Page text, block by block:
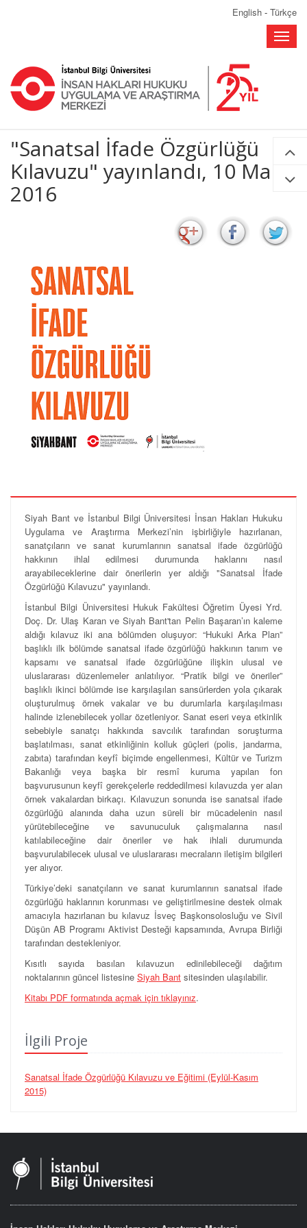
English - Türkçe
Toggle
"Sanatsal İfade Özgürlüğü
Kılavuzu" yayınlandı, 10 Mart
2016
Siyah Bant ve İstanbul Bilgi Üniversitesi İnsan Hakları Hukuku
Uygulama ve Araştırma Merkezi’nin işbirliğiyle hazırlanan,
sanatçıların ve sanat kurumlarının sanatsal ifade özgürlüğü
hakkının ihlal edilmesi durumunda haklarını nasıl
arayabileceklerine dair önerilerin yer aldığı "Sanatsal İfade
Özgürlüğü Kılavuzu" yayınlandı.
İstanbul Bilgi Üniversitesi Hukuk Fakültesi Öğretim Üyesi Yrd.
Doç. Dr. Ulaş Karan ve Siyah Bant'tan Pelin Başaran’ın kaleme
aldığı kılavuz iki ana bölümden oluşuyor: “Hukuki Arka Plan”
başlıklı ilk bölümde sanatsal ifade özgürlüğü hakkının tanım ve
kapsamı ve sanatsal ifade özgürlüğüne ilişkin ulusal ve
uluslararası düzenlemeler anlatılıyor. “Pratik bilgi ve öneriler”
başlıklı ikinci bölümde ise karşılaşılan sansürlerden yola çıkarak
oluşturulmuş örnek vakalar ve bu durumlarla karşılaşılması
halinde izlenebilecek yollar özetleniyor. Sanat eseri veya etkinlik
sebebiyle sanatçı hakkında savcılık tarafından soruşturma
başlatılması, sanat etkinliğinin kolluk güçleri (polis, jandarma,
zabıta) tarafından keyfî biçimde engellenmesi, Kültür ve Turizm
Bakanlığı veya başka bir resmî kuruma yapılan fon
başvurusunun keyfî gerekçelerle reddedilmesi kılavuzda yer alan
örnek vakalardan birkaçı. Kılavuzun sonunda ise sanatsal ifade
özgürlüğü alanında daha uzun süreli bir mücadelenin nasıl
yürütebileceğine ve savunuculuk çalışmalarına nasıl
katılabileceğine dair öneriler ve hak ihlali durumunda
başvurulabilecek ulusal ve uluslararası mecraların iletişim bilgileri
yer alıyor.
Türkiye’deki sanatçıların ve sanat kurumlarının sanatsal ifade
özgürlüğü haklarının korunması ve geliştirilmesine destek olmak
amacıyla hazırlanan bu kılavuz İsveç Başkonsolosluğu ve Sivil
Düşün AB Programı Aktivist Desteği kapsamında, Avrupa Birliği
tarafından destekleniyor.
Kısıtlı sayıda basılan kılavuzun edinilebileceği dağıtım
noktalarının güncel listesine Siyah Bant sitesinden ulaşılabilir.
Kitabı PDF formatında açmak için tıklayınız.
İlgili Proje
Sanatsal İfade Özgürlüğü Kılavuzu ve Eğitimi (Eylül-Kasım
2015)